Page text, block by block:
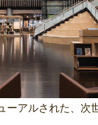
ーアルされた、次